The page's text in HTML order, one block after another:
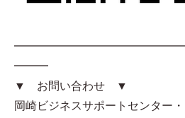
━━━
▼ お問い合わせ ▼
岡崎ビジネスサポートセンター